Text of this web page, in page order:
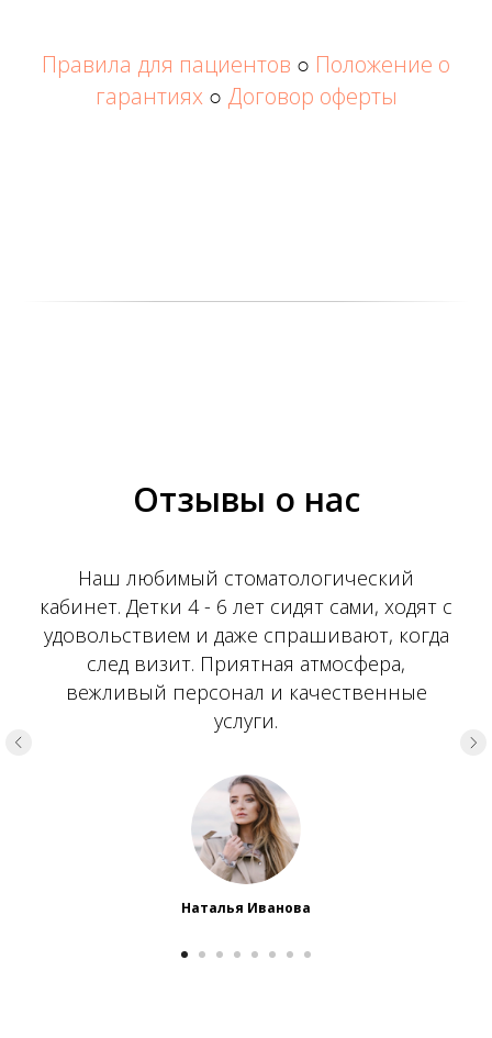
Правила для пациентов ○ Положение о
гарантиях ○ Договор оферты
Отзывы о нас
Наш любимый стоматологический
кабинет. Детки 4 - 6 лет сидят сами, ходят с
удовольствием и даже спрашивают, когда
след визит. Приятная атмосфера,
вежливый персонал и качественные
услуги.
Наталья Иванова